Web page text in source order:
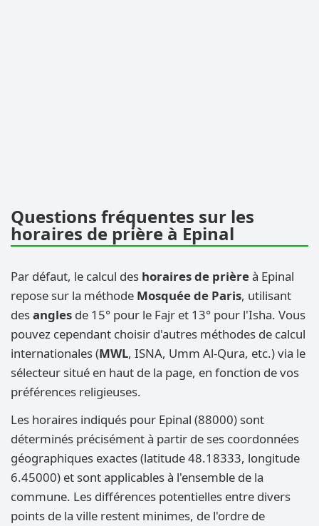
Questions fréquentes sur les
horaires de prière à Epinal
Par défaut, le calcul des horaires de prièreà Epinal
repose sur la méthode Mosquée de Paris, utilisant
desangles de 15° pour le Fajr et 13° pour l'Isha. Vous
pouvez cependant choisir d'autres méthodes de calcul
internationales (MWL, ISNA, Umm Al-Qura, etc.) via le
sélecteur situé en haut de la page, en fonction de vos
préférences religieuses.
Les horaires indiqués pour Epinal (88000) sont
déterminés précisément à partir de ses coordonnées
géographiques exactes (latitude 48.18333, longitude
6.45000) et sont applicables à l'ensemble de la
commune. Les différences potentielles entre divers
points de la ville restent minimes, de l'ordre de